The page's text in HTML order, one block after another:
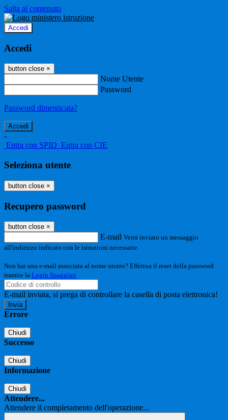
Salta al contenuto
Accedi
Accedi
button close ×
Nome Utente
Password
Password dimenticata?
-
Entra con SPID Entra con CIE
Seleziona utente
button close ×
Recupero password
button close ×
E-mail Verrà inviato un messaggio
all'indirizzo indicato con le istruzioni necessarie.
Non hai una e-mail associata al nome utente? Effettua il reset della password
tramite la Login Spaggiari
E-mail inviata, si prega di controllare la casella di posta elettronica!
Errore
Chiudi
Successo
Chiudi
Informazione
Chiudi
Attendere...
Attendere il completamento dell'operazione...